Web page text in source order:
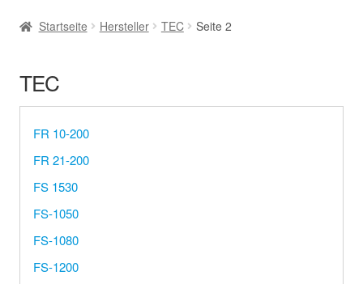
EC-Cash Rollen
öffnen
Kassenrollen
Mein Konto
Hersteller/Gerät
Startseite Hersteller TEC Seite 2
TEC
FR 10-200
FR 21-200
FS 1530
FS-1050
FS-1080
FS-1200